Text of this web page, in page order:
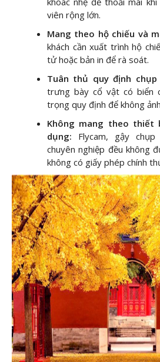
viên rộng lớn.
Mang theo hộ chiếu và
khách cần xuất trình hộ
tử hoặc bản in để rà soát.
Tuân thủ quy định chụp
trưng bày cổ vật có biển
trọng quy định để không
Không mang theo thiết
dụng:
Flycam, gậy
chuyên nghiệp đều không
không có giấy phép chính